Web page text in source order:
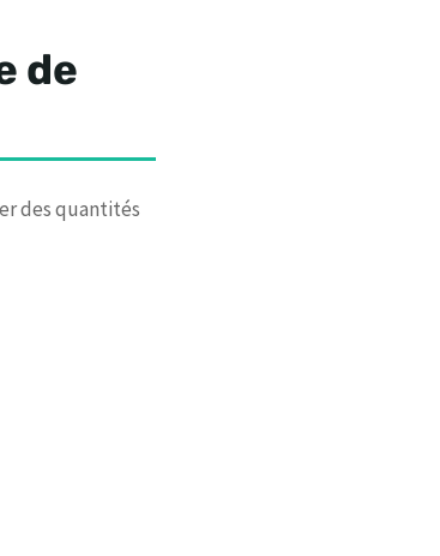
de
des quantités